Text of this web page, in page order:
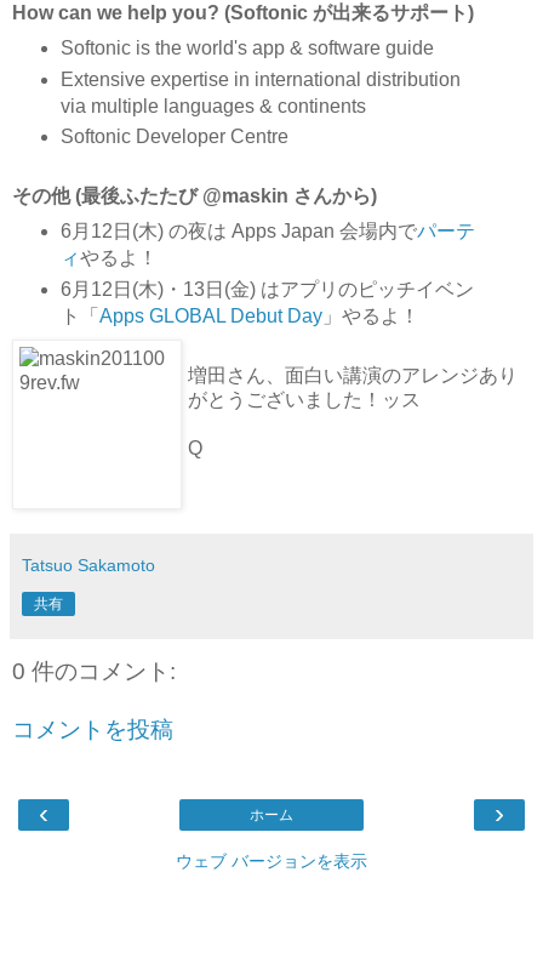
How can we help you? (Softonic が出来るサポート)
Softonic is the world's app & software guide
Extensive expertise in international distribution
via multiple languages & continents
Softonic Developer Centre
その他 (最後ふたたび @maskin さんから)
6月12日(木) の夜は Apps Japan 会場内でパーテ
ィやるよ！
6月12日(木)・13日(金) はアプリのピッチイベン
ト「 Apps GLOBAL Debut Day」やるよ！
増田さん、面白い講演のアレンジあり
がとうございました！ッス
Q
Tatsuo Sakamoto
共有
0 件のコメント:
コメントを投稿
‹ ›
ホーム
ウェブ バージョンを表示